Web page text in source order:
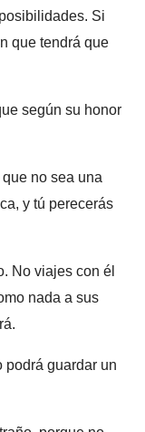
Si
que tendrá que
según su honor
no sea una
y tú perecerás
No viajes con él
nada a sus
podrá guardar un